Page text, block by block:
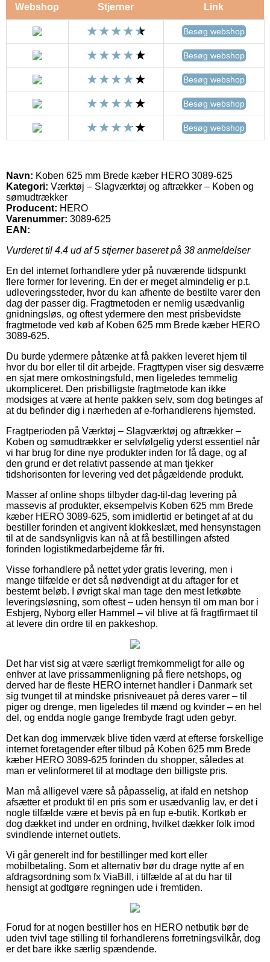
Webshop Stjerner Link
Besøg webshop
Besøg webshop
Besøg webshop
Besøg webshop
Besøg webshop
Navn: Koben 625 mm Brede kæber HERO 3089-625
Kategori: Værktøj – Slagværktøj og aftrækker – Koben og
sømudtrækker
Producent: HERO
Varenummer: 3089-625
EAN:
Vurderet til 4.4 ud af 5 stjerner baseret på 38 anmeldelser
En del internet forhandlere yder på nuværende tidspunkt
flere former for levering. En der er meget almindelig er p.t.
udleveringssteder, hvor du kan afhente de bestilte varer den
dag der passer dig. Fragtmetoden er nemlig usædvanlig
gnidningsløs, og oftest ydermere den mest prisbevidste
fragtmetode ved køb af Koben 625 mm Brede kæber HERO
3089-625.
Du burde ydermere påtænke at få pakken leveret hjem til
hvor du bor eller til dit arbejde. Fragttypen viser sig desværre
en sjat mere omkostningsfuld, men ligeledes temmelig
ukompliceret. Den prisbilligste fragtmetode kan ikke
modsiges at være at hente pakken selv, som dog betinges af
at du befinder dig i nærheden af e-forhandlerens hjemsted.
Fragtperioden på Værktøj – Slagværktøj og aftrækker –
Koben og sømudtrækker er selvfølgelig yderst essentiel når
vi har brug for dine nye produkter inden for få dage, og af
den grund er det relativt passende at man tjekker
tidshorisonten for levering ved det pågældende produkt.
Masser af online shops tilbyder dag-til-dag levering på
massevis af produkter, eksempelvis Koben 625 mm Brede
kæber HERO 3089-625, som imidlertid er betinget af at du
bestiller forinden et angivent klokkeslæt, med hensynstagen
til at de sandsynligvis kan nå at få bestillingen afsted
forinden logistikmedarbejderne får fri.
Visse forhandlere på nettet yder gratis levering, men i
mange tilfælde er det så nødvendigt at du aftager for et
bestemt beløb. I øvrigt skal man tage den mest letkøbte
leveringsløsning, som oftest – uden hensyn til om man bor i
Esbjerg, Nyborg eller Hammel – vil blive at få fragtfirmaet til
at levere din ordre til en pakkeshop.
Det har vist sig at være særligt fremkommeligt for alle og
enhver at lave prissammenligning på flere netshops, og
derved har de fleste HERO internet handler i Danmark set
sig tvunget til at mindske prisniveauet på deres varer – til
piger og drenge, men ligeledes til mænd og kvinder – en hel
del, og endda nogle gange frembyde fragt uden gebyr.
Det kan dog immervæk blive tiden værd at efterse forskellige
internet foretagender efter tilbud på Koben 625 mm Brede
kæber HERO 3089-625 forinden du shopper, således at
man er velinformeret til at modtage den billigste pris.
Man må alligevel være så påpasselig, at ifald en netshop
afsætter et produkt til en pris som er usædvanlig lav, er det i
nogle tilfælde være et bevis på en fup e-butik. Kortkøb er
dog dækket ind under en ordning, hvilket dækker folk imod
svindlende internet outlets.
Vi går generelt ind for bestillinger med kort eller
mobilbetaling. Som et alternativ bør du drage nytte af en
afdragsordning som fx ViaBill, i tilfælde af at du har til
hensigt at godtgøre regningen ude i fremtiden.
Forud for at nogen bestiller hos en HERO netbutik bør de
uden tvivl tage stilling til forhandlerens forretningsvilkår, dog
er det bare ikke særlig spændende.